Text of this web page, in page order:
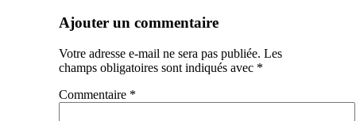
Ajouter un commentaire
Votre adresse e-mail ne sera pas publiée. Les
champs obligatoires sont indiqués avec *
Commentaire *